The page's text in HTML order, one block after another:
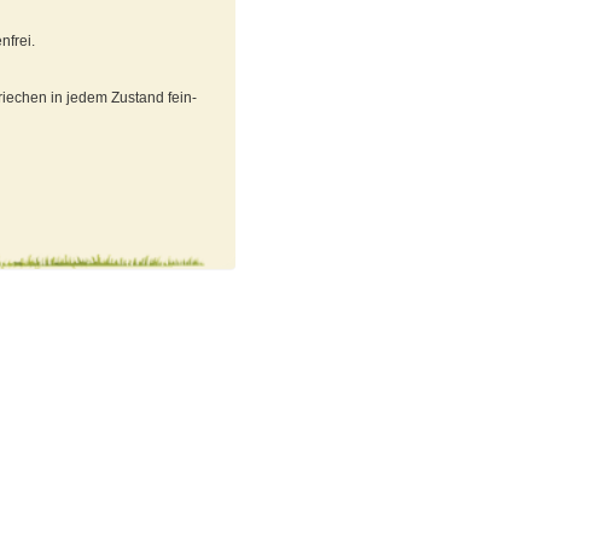
in jedem Zustand fein-